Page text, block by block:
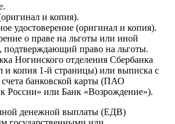
и копия).
удостоверение (оригинал и копия).
о праве на льготы или иной
подтверждающий право на льготы.
Ногинского отделения Сбербанка
и копия 1-й страницы) или выписка с
счета банковской карты (ПАО
России» или Банк «Возрождение»).
денежной выплаты (ЕДВ)